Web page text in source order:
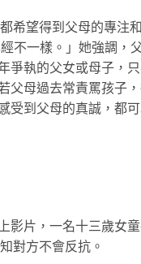
希望得到父母的專注
不一樣。」她強調，
爭執的父女或母子，
母過去常責罵孩子
受到父母的真誠，都
影片，一名十三歲女
對方不會反抗。